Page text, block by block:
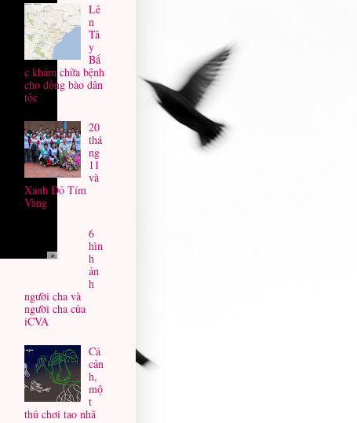
Lê
n
Tâ
y
Bắ
c khám chữa bệnh
cho đồng bào dân
tộc
20
thá
ng
11
và
Xanh Đỏ Tím
Vàng
6
hìn
h
ản
h
người cha và
người cha của
iCVA
Cá
cản
h,
mộ
t
thú chơi tao nhã